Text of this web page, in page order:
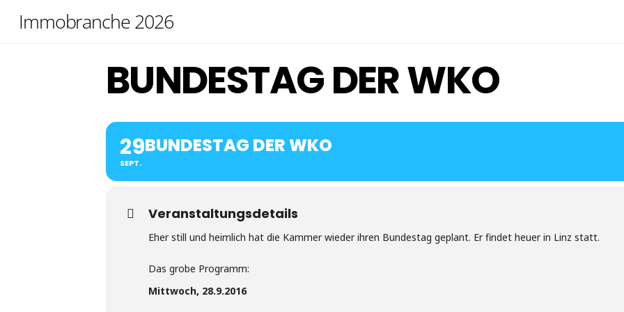
Immobranche 2026
BUNDESTAG DER WKO
29
SEPT.
BUNDESTAG DER WKO
Veranstaltungsdetails
Eher still und heimlich hat die Kammer wieder ihren Bundestag geplant. Er findet heuer in Linz statt.
Das grobe Programm:
Mittwoch, 28.9.2016